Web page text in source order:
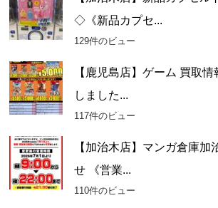
◇《新品カプセ...
129件のビュー
【鹿児島店】ゲーム 買取
しました...
117件のビュー
【加治木店】マンガ倉庫加
せ 《営業...
110件のビュー